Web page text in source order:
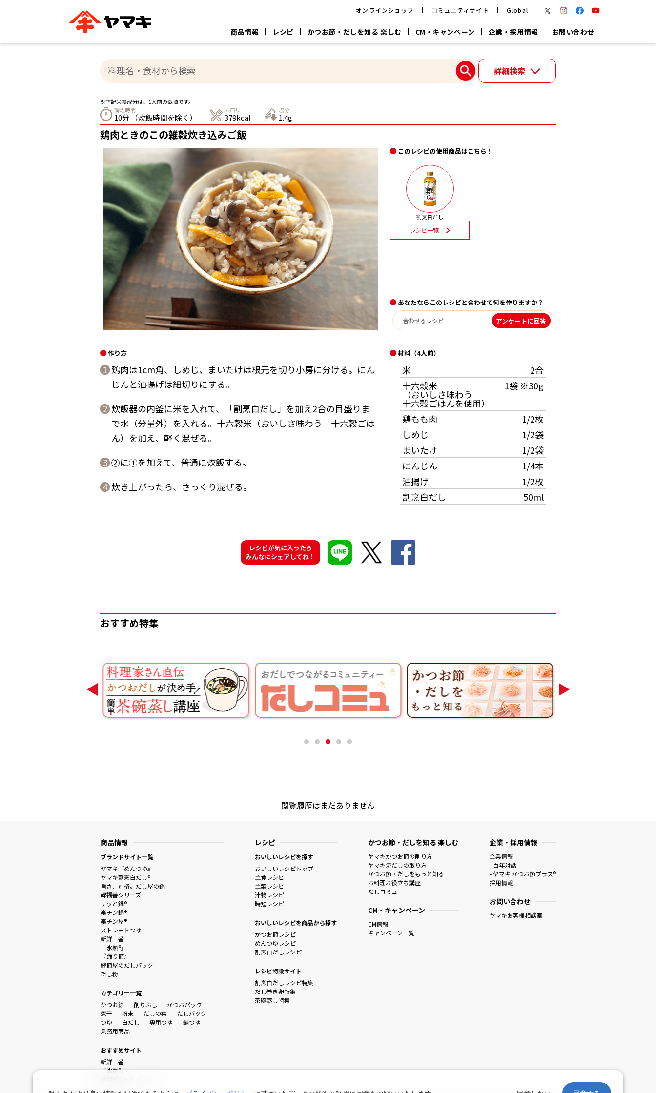
オンラインショップ コミュニティサイト Global
商品情報 レシピ かつお節・だしを知る 楽しむ CM・キャンペーン 企業・採用情報 お問い合わせ
ヤマキ
ヤマキ
楽チン鍋® 楽チン屋®
ストレート
つゆ
新鮮一番 『氷熟®』
カテゴリー別
かつお節 削りぶし かつおパック 煮干 粉末 だしの素 白だし
おいしいレシピTOP
汁物レシピ
レシピ特設サイト
ヤマキかつお節の削り方 ヤマキ流だしの取り方
CM情報
企業情報
ジョブリターン制
詳細検索
※下記栄養成分は、1人前の数値です。
調理時間
10分 （炊飯時間を除く）
カロリー
379kcal
塩分
1.4g
鶏肉ときのこの雑穀炊き込みご飯
このレシピの使用商品はこちら！
割烹白だし
レシピ一覧
あなたならこのレシピと合わせて何を作りますか？
アンケートに回答
作り方
1 鶏肉は1cm角、しめじ、まいたけは根元を切り小房に分ける。にん
じんと油揚げは細切りにする。
2 炊飯器の内釜に米を入れて、「割烹白だし」を加え2合の目盛りま
で水（分量外）を入れる。十六穀米（おいしさ味わう 十六穀ごは
ん）を加え、軽く混ぜる。
3 ②に①を加えて、普通に炊飯する。
4 炊き上がったら、さっくり混ぜる。
材料（4人前）
米
2合
十六穀米
（おいしさ味わう
十六穀ごはんを使用）
1袋 ※30g
鶏もも肉
1/2枚
しめじ
1/2袋
まいたけ
1/2袋
にんじん
1/4本
油揚げ
1/2枚
割烹白だし
50ml
レシピが気に入ったら
みんなにシェアしてね！
おすすめ特集
閲覧履歴はまだありません
商品情報
ブランドサイト一覧
ヤマキ『めんつゆ』
ヤマキ割烹白だし®
旨さ、別格。だし屋の鍋
韓福善シリーズ
サッと鍋®
楽チン鍋®
楽チン屋®
ストレートつゆ
新鮮一番
『氷熟®』
『踊り節』
鰹節屋のだしパック
だし粉
カテゴリー一覧
かつお節
削りぶし
かつおパック
煮干
粉末 だしの素
だしパック
つゆ
白だし 専用つゆ
鍋つゆ
業務用商品
おすすめサイト
新鮮一番
『氷熟®』
レシピ
おいしいレシピを探す
おいしいレシピトップ
主食レシピ
主菜レシピ
汁物レシピ
時短レシピ
おいしいレシピを商品から探す
かつお節レシピ
めんつゆレシピ
割烹白だしレシピ
レシピ特設サイト
割烹白だしレシピ特集
だし巻き卵特集
茶碗蒸し特集
かつお節・だしを知る 楽しむ
ヤマキかつお節の削り方
ヤマキ流だしの取り方
かつお節・だしをもっと知る
お料理お役立ち講座
だしコミュ
CM・キャンペーン
CM情報
キャンペーン一覧
企業・採用情報
企業情報
- 百年対話
- ヤマキ かつお節プラス®
採用情報
お問い合わせ
ヤマキお客様相談室